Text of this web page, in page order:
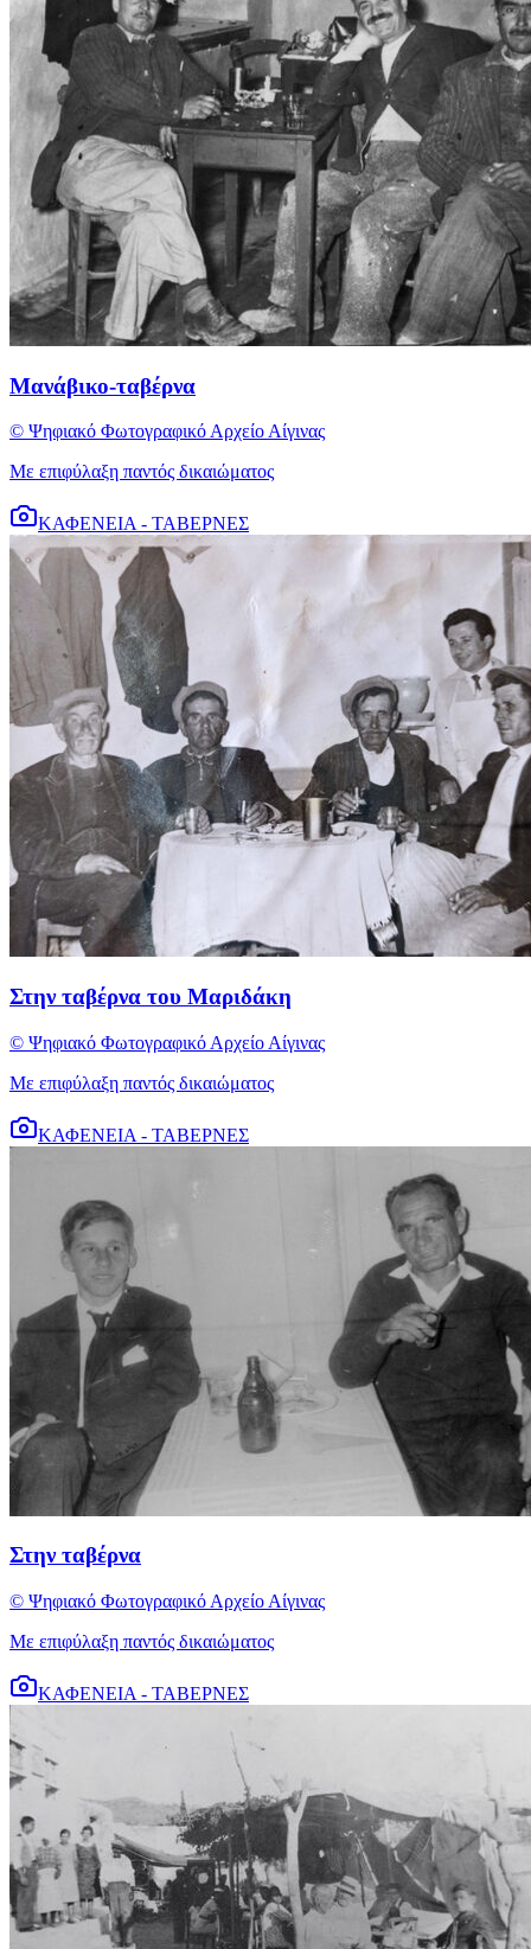
Μανάβικο-ταβέρνα
© Ψηφιακό Φωτογραφικό Αρχείο Αίγινας
Με επιφύλαξη παντός δικαιώματος
ΚΑΦΕΝΕΙΑ - ΤΑΒΕΡΝΕΣ
Στην ταβέρνα του Μαριδάκη
© Ψηφιακό Φωτογραφικό Αρχείο Αίγινας
Με επιφύλαξη παντός δικαιώματος
ΚΑΦΕΝΕΙΑ - ΤΑΒΕΡΝΕΣ
Στην ταβέρνα
© Ψηφιακό Φωτογραφικό Αρχείο Αίγινας
Με επιφύλαξη παντός δικαιώματος
ΚΑΦΕΝΕΙΑ - ΤΑΒΕΡΝΕΣ